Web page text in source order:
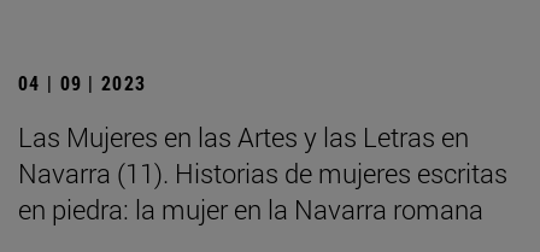
04 | 09 | 2023
Las Mujeres en las Artes y las Letras en
Navarra (11). Historias de mujeres escritas
en piedra: la mujer en la Navarra romana